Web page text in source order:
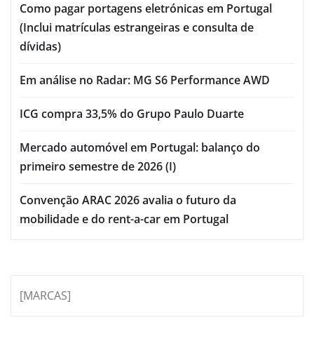
Como pagar portagens eletrónicas em Portugal
(Inclui matrículas estrangeiras e consulta de
dívidas)
Em análise no Radar: MG S6 Performance AWD
ICG compra 33,5% do Grupo Paulo Duarte
Mercado automóvel em Portugal: balanço do
primeiro semestre de 2026 (I)
Convenção ARAC 2026 avalia o futuro da
mobilidade e do rent-a-car em Portugal
[MARCAS]